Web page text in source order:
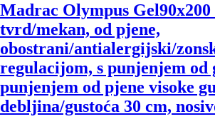
Madrac Olympus Gel
tvrd/mekan, od pjene,
obostrani/antialergijski/
regulacijom, s punjenjem od
punjenjem od pjene visoke
debljina/gustoća 30 cm,